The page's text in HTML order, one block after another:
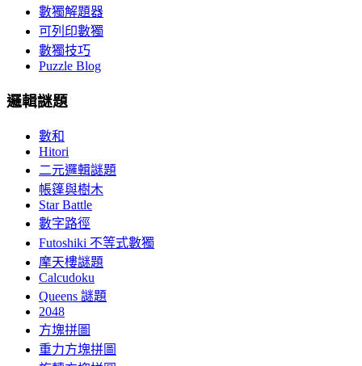
數獨解題器
可列印數獨
數獨技巧
Puzzle Blog
邏輯謎題
數和
Hitori
二元邏輯謎題
帳篷與樹木
Star Battle
數字路徑
Futoshiki 不等式數獨
摩天樓謎題
Calcudoku
Queens 謎題
2048
方塊拼圖
重力方塊拼圖